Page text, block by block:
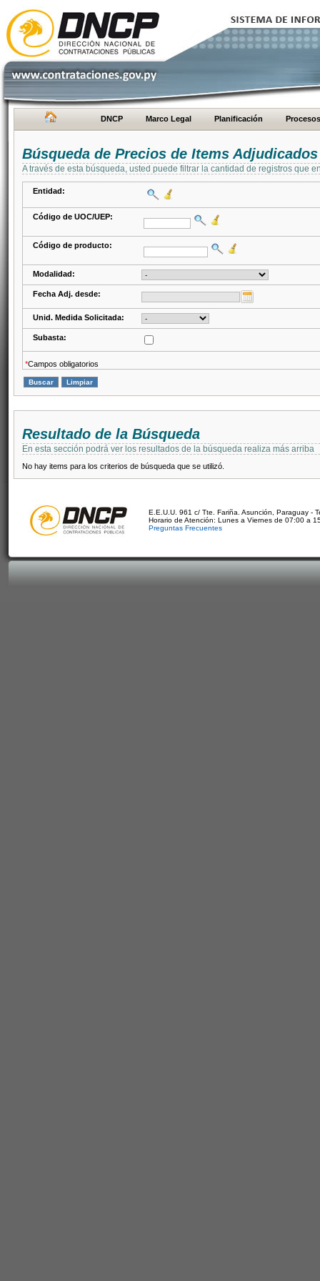
DNCP Marco Legal Planificación Procesos
Búsqueda de Precios de Items Adjudicados
A través de esta búsqueda, usted puede filtrar la cantidad de registros que
Entidad:
Código de UOC/UEP:
Código de producto:
Modalidad:
Fecha Adj. desde:
Unid. Medida Solicitada:
Subasta:
*Campos obligatorios
Resultado de la Búsqueda
En esta sección podrá ver los resultados de la búsqueda realiza más arriba
No hay items para los criterios de búsqueda que se utilizó.
E.E.U.U. 961 c/ Tte. Fariña. Asunción, Paraguay -
Horario de Atención: Lunes a Viernes de 07:00 a
Preguntas Frecuentes